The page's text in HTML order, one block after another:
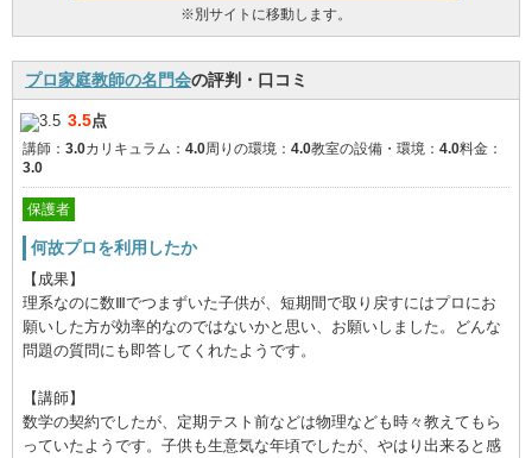
※別サイトに移動します。
プロ家庭教師の名門会の評判・口コミ
3.5点
講師： 3.0カリキュラム： 4.0周りの環境： 4.0教室の設備・環境： 4.0料金：
3.0
保護者
何故プロを利用したか
【成果】
理系なのに数Ⅲでつまずいた子供が、短期間で取り戻すにはプロにお
願いした方が効率的なのではないかと思い、お願いしました。どんな
問題の質問にも即答してくれたようです。
【講師】
数学の契約でしたが、定期テスト前などは物理なども時々教えてもら
っていたようです。子供も生意気な年頃でしたが、やはり出来ると感